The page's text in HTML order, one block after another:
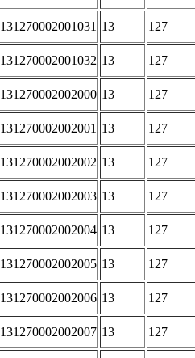
131270002001031 13 127
131270002001032 13 127
131270002002000 13 127
131270002002001 13 127
131270002002002 13 127
131270002002003 13 127
131270002002004 13 127
131270002002005 13 127
131270002002006 13 127
131270002002007 13 127